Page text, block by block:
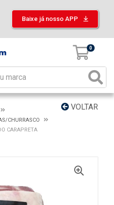
Baixe já nosso APP
0
VOLTAR
CHURRASCO
CARAPRETA